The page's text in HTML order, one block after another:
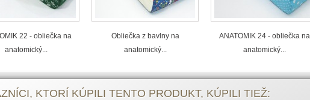
22 - obliečka na
anatomický...
Obliečka z bavlny na
anatomický...
ANATOMIK 24 - obliečka na
anatomický...
KTORÍ KÚPILI TENTO PRODUKT, KÚPILI TIEŽ: